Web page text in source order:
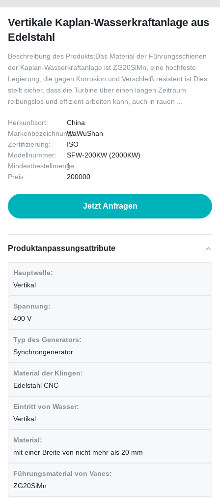
Vertikale Kaplan-Wasserkraftanlage aus
Edelstahl
Beschreibung des Produkts:Das Material der Führungsschienen
der Kaplan-Wasserkraftanlage ist ZG20SiMn, eine hochfeste
Legierung, die gegen Korrosion und Verschleiß resistent ist.Dies
stellt sicher, dass die Turbine über einen langen Zeitraum
reibungslos und effizient arbeiten kann, auch in rauen ...
Herkunftsort:
China
Markenbezeichnung:WaWuShan
Zertifizierung:
ISO
Modellnummer:
SFW-200KW (2000KW)
Mindestbestellmenge:
1
Preis:
200000
Jetzt Anfragen
Produktanpassungsattribute
Hauptwelle:
Vertikal
Spannung:
400 V
Typ des Generators:
Synchrongenerator
Material der Klingen:
Edelstahl CNC
Eintritt von Wasser:
Vertikal
Material:
mit einer Breite von nicht mehr als 20 mm
Führungsmaterial von Vanes:
ZG20SiMn